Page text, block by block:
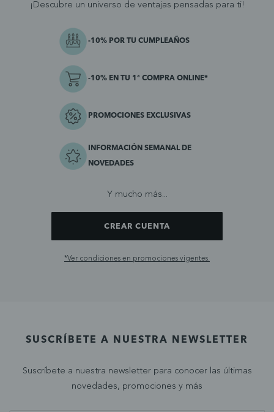
¡Descubre un universo de ventajas pensadas para ti!
-10% POR TU CUMPLEAÑOS
-10% EN TU 1ª COMPRA ONLINE*
PROMOCIONES EXCLUSIVAS
INFORMACIÓN SEMANAL DE
NOVEDADES
Y mucho más...
CREAR CUENTA
*Ver condiciones en promociones vigentes.
SUSCRÍBETE A NUESTRA NEWSLETTER
Suscríbete a nuestra newsletter para conocer las últimas
novedades, promociones y más